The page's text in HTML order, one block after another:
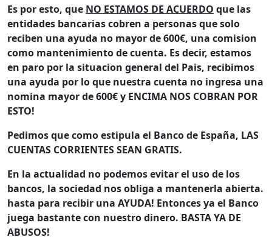
Es por esto, que NO ESTAMOS DE ACUERDO que las
entidades bancarias cobren a personas que solo
reciben una ayuda no mayor de 600€, una comision
como mantenimiento de cuenta. Es decir, estamos
en paro por la situacion general del Pais, recibimos
una ayuda por lo que nuestra cuenta no ingresa una
nomina mayor de 600€ y ENCIMA NOS COBRAN POR
ESTO!
Pedimos que como estipula el Banco de España, LAS
CUENTAS CORRIENTES SEAN GRATIS.
En la actualidad no podemos evitar el uso de los
bancos, la sociedad nos obliga a mantenerla abierta.
hasta para recibir una AYUDA! Entonces ya el Banco
juega bastante con nuestro dinero. BASTA YA DE
ABUSOS!